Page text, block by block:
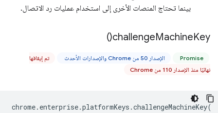
بينما تحتاج المنصات الأخرى إلى استخدام عمليات رد الاتصال.
challengeMachineKey(
)
Promise الإصدار 50 من Chrome والإصدارات الأحدث
تم إيقافها
نهائيًا منذ الإصدار 110 من Chrome
chrome. enterprise.platformKeys .challengeMachineKey(